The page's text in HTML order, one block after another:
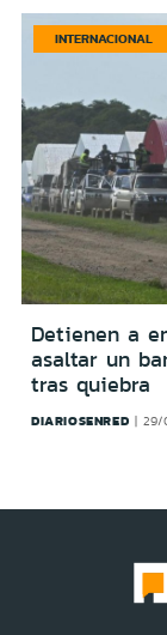
INTERNACIONAL
Detienen a
asaltar un
tras quiebra
DIARIOSENRED 29/